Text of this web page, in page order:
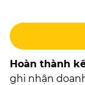
Hoàn thành
ghi nhận